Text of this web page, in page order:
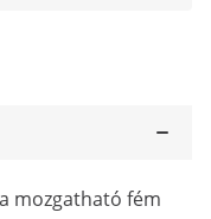
mozgatható fém